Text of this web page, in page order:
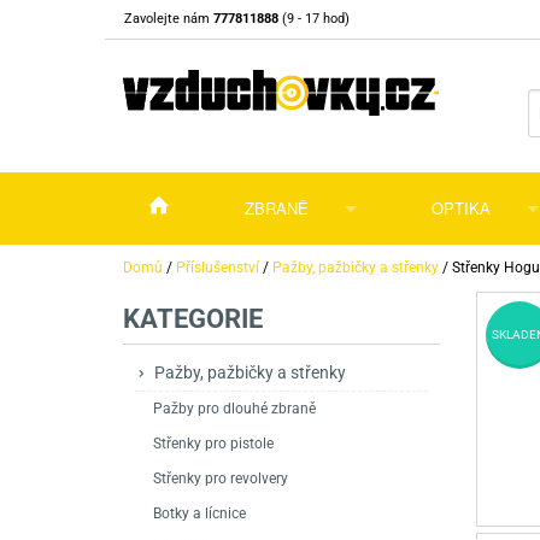
Zavolejte nám 777811888 (9 - 17 hod)
ZBRANĚ
Vzduchovky Vzduchovky na
Příslušenství pro
Vzduchovky PCP
Vzduchové pistole a revolveryPříslušenství
Plynové pistole a revolvery
Perkusní zbraně
Nože
OPTIKA
Puškohledy
Dalekohledy a
Kolimátory, lasery
Domů / Příslušenství / Pažby, pažbičky a střenky / Střenky
KATEGORIE
Pažby, pažbičky a střenky
Pažby pro dlouhé zbraně
Střenky pro pistole
Střenky pro revolvery
Botky a lícnice